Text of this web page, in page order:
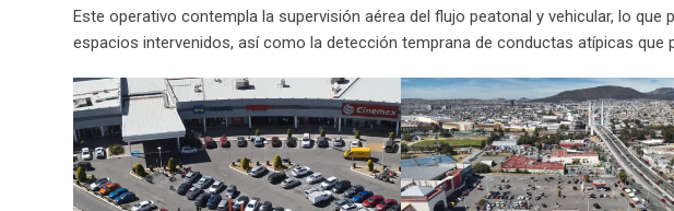
Este operativo contempla la supervisión aérea del flujo peatonal y vehicular, lo
espacios intervenidos, así como la detección temprana de conductas atípicas que